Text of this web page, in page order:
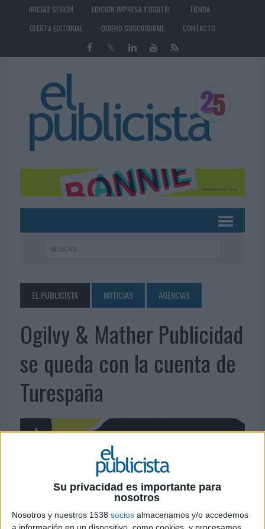
Su privacidad es importante para
nosotros
Nosotros y nuestros 1538 socios almacenamos y/o accedemos
INICIAR SESIÓN EDICIÓN IMPRESA Y DIGITAL
TIENDA
OFERTA EDITORIAL
QUIERO SUSCRIBIRME CONTACTO
EL PUBLICISTA NOTICIAS AGENCIAS
Ogilvy & Mather Publicidad
se queda con la cuenta de
Turespaña